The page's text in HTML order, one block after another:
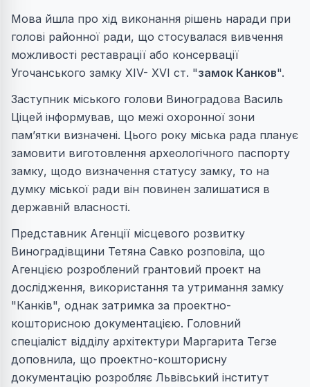
Мова йшла про хід виконання рішень наради при
голові районної ради, що стосувалася вивчення
можливості реставрації або консервації
Угочанського замку XIV- XVI ст. "замок Канков".
Заступник міського голови Виноградова Василь
Ціцей інформував, що межі охоронної зони
пам’ятки визначені. Цього року міська рада планує
замовити виготовлення археологічного паспорту
замку, щодо визначення статусу замку, то на
думку міської ради він повинен залишатися в
державній власності.
Представник Агенції місцевого розвитку
Виноградівщини Тетяна Савко розповіла, що
Агенцією розроблений грантовий проект на
дослідження, використання та утримання замку
"Канків", однак затримка за проектно-
кошторисною документацією. Головний
спеціаліст відділу архітектури Маргарита Тегзе
доповнила, що проектно-кошторисну
документацію розробляє Львівський інститут